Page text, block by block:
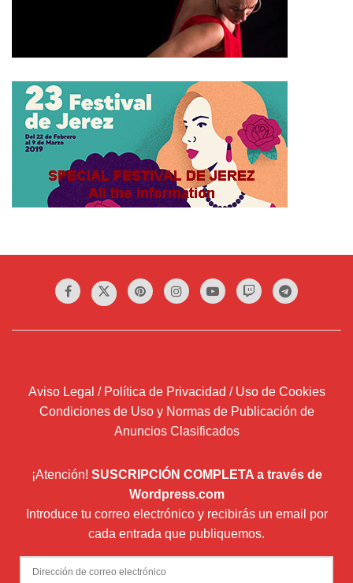
Aviso Legal / Política de Privacidad / Uso de Cookies
Condiciones de Uso y Normas de Publicación de
Anuncios Clasificados
¡Atención! SUSCRIPCIÓN COMPLETA a través de
Wordpress.com
Introduce tu correo electrónico y recibirás un email por
cada entrada que publiquemos.
Dirección